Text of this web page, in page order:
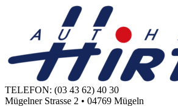
TELEFON: (03 43 62) 40 30
Mügelner Strasse 2 • 04769 Mügeln